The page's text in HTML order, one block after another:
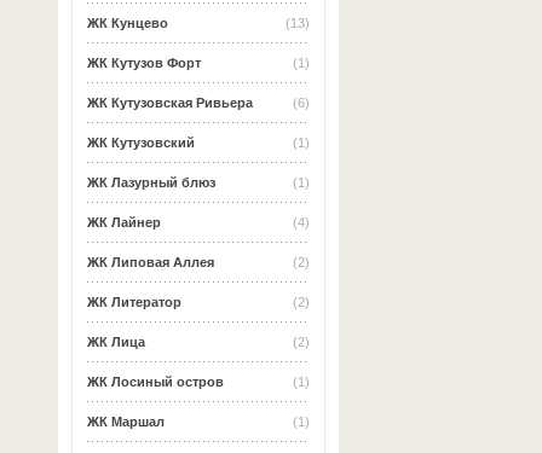
(13)
ЖК Кунцево
(1)
ЖК Кутузов Форт
(6)
ЖК Кутузовская Ривьера
(1)
ЖК Кутузовский
(1)
ЖК Лазурный блюз
(4)
ЖК Лайнер
(2)
ЖК Липовая Аллея
(2)
ЖК Литератор
(2)
ЖК Лица
(1)
ЖК Лосиный остров
(1)
ЖК Маршал